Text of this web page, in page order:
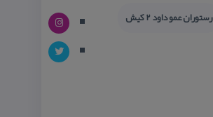
رستوران عمو داود 2 كیش